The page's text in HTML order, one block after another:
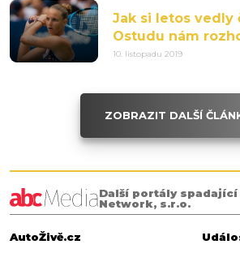
Jak si letos vedly
Ostudu nám
10. listopadu 2019
ZOBRAZIT DALŠÍ
Další portály
Network, s.r.o.
AutoŽivě.cz